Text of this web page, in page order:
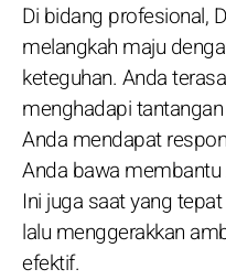
Di bidang profesional,
melangkah maju
keteguhan. Anda
menghadapi
Anda mendapat
Anda bawa
Ini juga saat yang
lalu menggerakkan
efektif.